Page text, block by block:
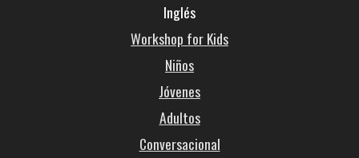
Inglés
Workshop for Kids
Niños
Jóvenes
Adultos
Conversacional